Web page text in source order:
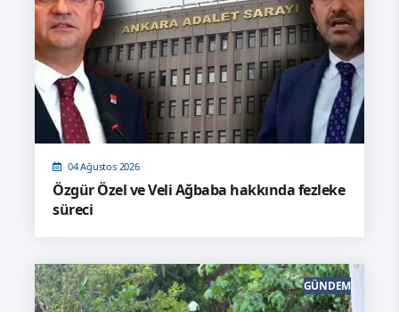
04 Ağustos 2026
Özgür Özel ve Veli Ağbaba hakkında fezleke
süreci
GÜNDEM